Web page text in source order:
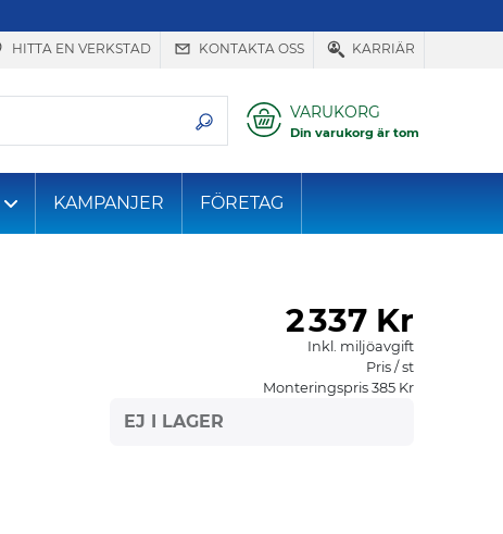
HITTA EN VERKSTAD KONTAKTA OSS KARRIÄR
VARUKORG
Din varukorg är tom
KAMPANJER FÖRETAG
2337 Kr
Inkl. miljöavgift
Pris / st
Monteringspris 385 Kr
EJ I LAGER